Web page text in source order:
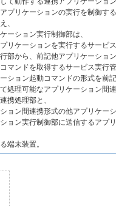
プリケーションの実行を制御す
、
ーション実行制御部は、
リケーションを実行するサービス
部から、前記他アプリケーショ
マンドを取得するサービス実行管
ション起動コマンドの形式を前
処理可能なアプリケーション間
携処理部と、
ョン間連携形式の他アプリケー
ョン実行制御部に送信するアプ
端末装置。